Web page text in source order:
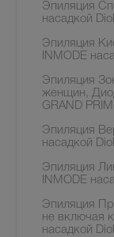
Эпиляция
насадкой
Эпиляция
INMODE
Эпиляция
женщин,
GRAND
Эпиляция
насадкой
Эпиляция
INMODE
Эпиляция
не включая
насадкой